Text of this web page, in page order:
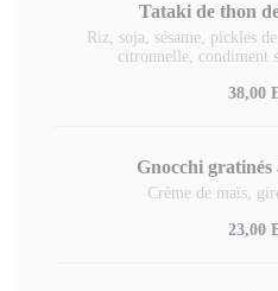
Tataki de thon
Riz, soja, sésame, pickles
citronnelle, condiment
38,00
Gnocchi gratinés
Crème de maïs,
23,00